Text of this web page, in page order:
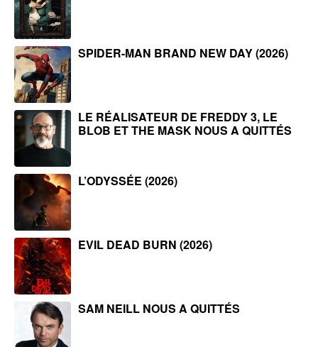
SPIDER-MAN BRAND NEW DAY (2026)
LE RÉALISATEUR DE FREDDY 3, LE
BLOB ET THE MASK NOUS A QUITTÉS
L’ODYSSÉE (2026)
EVIL DEAD BURN (2026)
SAM NEILL NOUS A QUITTÉS